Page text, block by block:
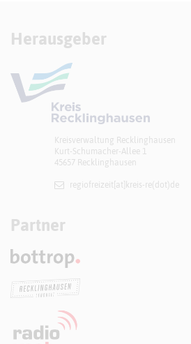
Herausgeber
Kreisverwaltung Recklinghausen
Kurt-Schumacher-Allee 1
45657 Recklinghausen
regiofreizeit[at]​kreis-re(dot)de
Partner